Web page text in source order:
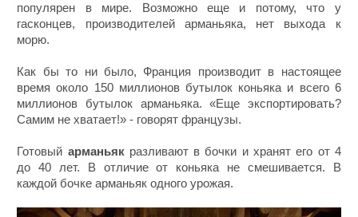
популярен в мире. Возможно еще и потому, что у
гасконцев, производителей арманьяка, нет выхода к
морю.
Как бы то ни было, Франция производит в настоящее
время около 150 миллионов бутылок коньяка и всего 6
миллионов бутылок арманьяка. «Еще экспортировать?
Самим не хватает!» - говорят французы.
Готовый арманьякразливают в бочки и хранят его от 4
до 40 лет. В отличие от коньяка не смешивается. В
каждой бочке арманьяк одного урожая.